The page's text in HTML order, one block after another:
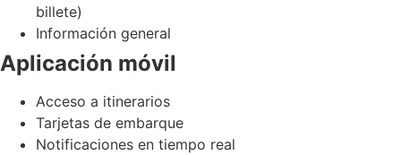
billete)
Información general
Aplicación móvil
Acceso a itinerarios
Tarjetas de embarque
Notificaciones en tiempo real